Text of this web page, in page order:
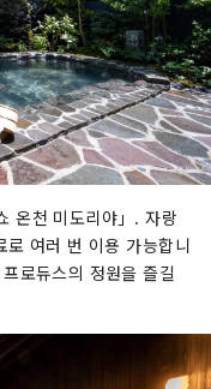
온천 미도리야」. 자랑
여러 번 이용 가능합니
로듀스의 정원을 즐길